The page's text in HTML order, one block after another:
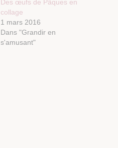
Des œufs de Pâques en
collage
1 mars 2016
Dans "Grandir en
s'amusant"